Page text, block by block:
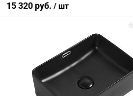
15 320 руб. / шт
В корзину
Купить в 1 клик
В избранное Под заказ